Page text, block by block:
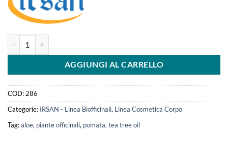
AGGIUNGI AL CARRELLO
COD: 286
Categorie: IRSAN - Linea Biofficinali, Linea Cosmetica Corpo
Tag:aloe, piante officinali, pomata, tea tree oil